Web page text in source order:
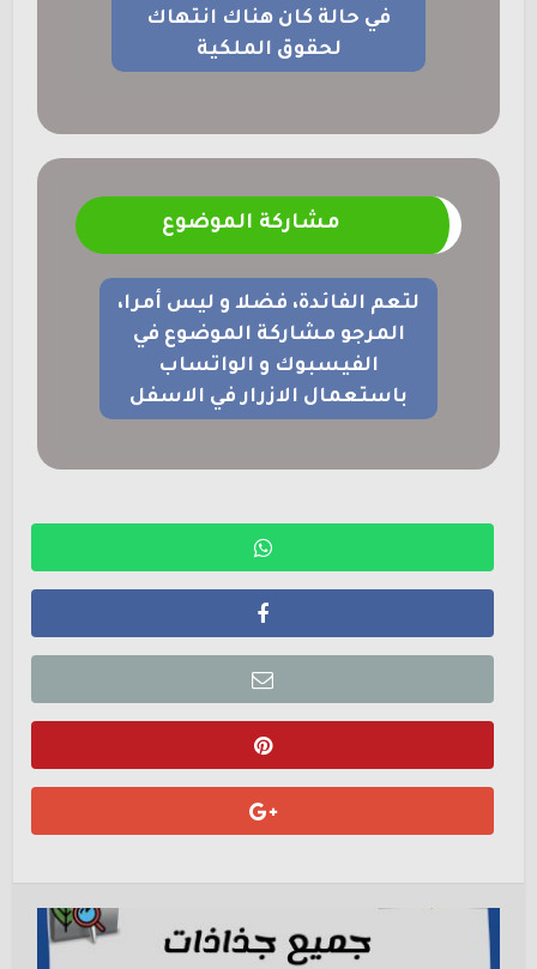
في حالة كان هناك انتهاك
لحقوق الملكية
مشاركة الموضوع
لتعم الفائدة، فضلا و ليس أمرا،
المرجو مشاركة الموضوع في
الفيسبوك و الواتساب
باستعمال الازرار في الاسفل